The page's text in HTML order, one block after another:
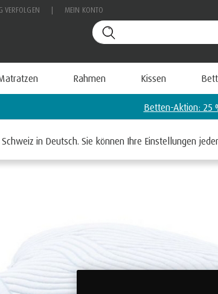
VERFOLGEN MEIN KONTO
Rahmen Kissen
Matratzen-
in Deutsch. Sie können Ihre Einstellungen